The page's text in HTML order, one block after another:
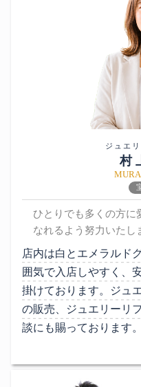
ジュエ
村
ひとりでも多くの方に
なれるよう努力いたし
店内は白とエメラルド
囲気で入店しやすく、
掛けております。ジュ
の販売、ジュエリーリ
談にも賜っております。